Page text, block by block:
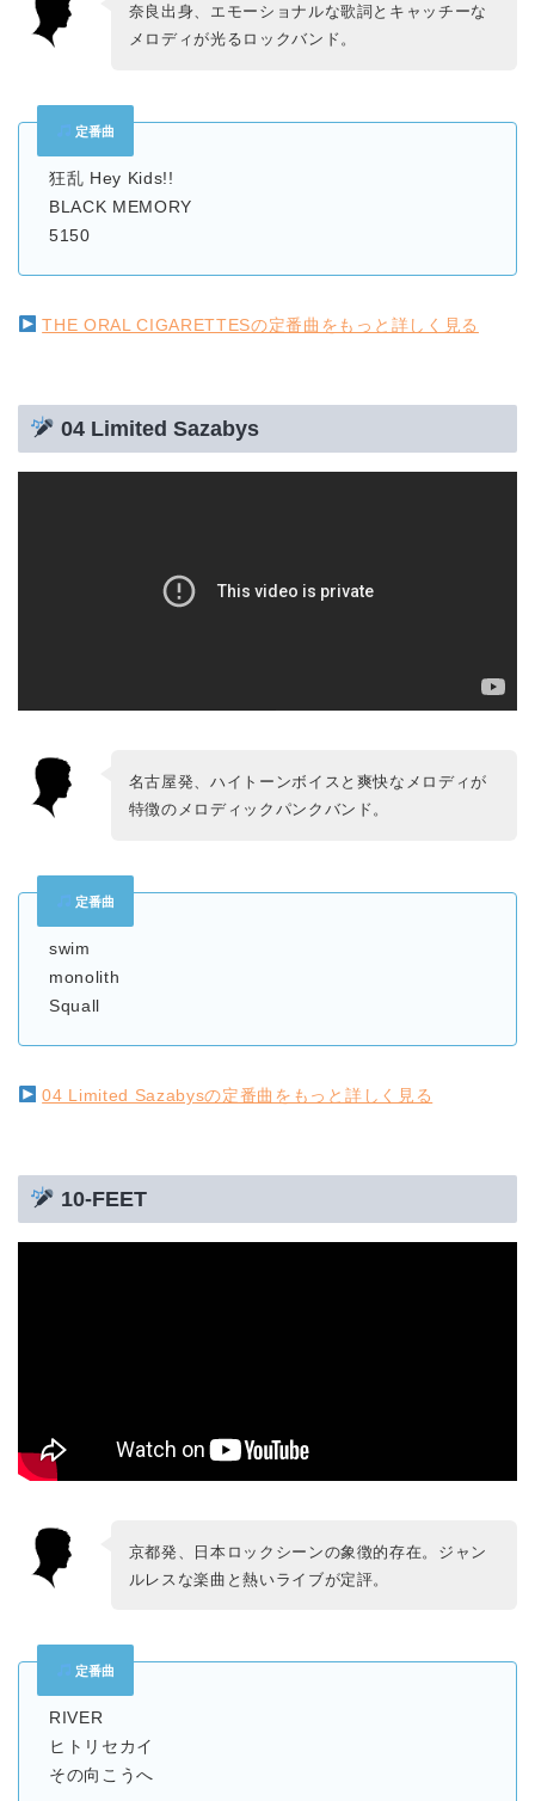
奈良出身、エモーショナルな歌詞とキャッチーな
メロディが光るロックバンド。
定番曲
狂乱 Hey Kids!!
BLACK MEMORY
5150
THE ORAL CIGARETTESの定番曲をもっと詳しく見る
04 Limited Sazabys
名古屋発、ハイトーンボイスと爽快なメロディが
特徴のメロディックパンクバンド。
定番曲
swim
monolith
Squall
04 Limited Sazabysの定番曲をもっと詳しく見る
10-FEET
京都発、日本ロックシーンの象徴的存在。ジャン
ルレスな楽曲と熱いライブが定評。
定番曲
RIVER
ヒトリセカイ
その向こうへ